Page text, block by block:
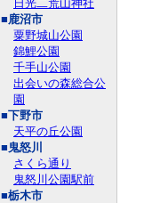
日光二荒山神社
■鹿沼市
粟野城山公園
錦鯉公園
千手山公園
出会いの森総合公
園
■下野市
天平の丘公園
■鬼怒川
さくら通り
鬼怒川公園駅前
■栃木市